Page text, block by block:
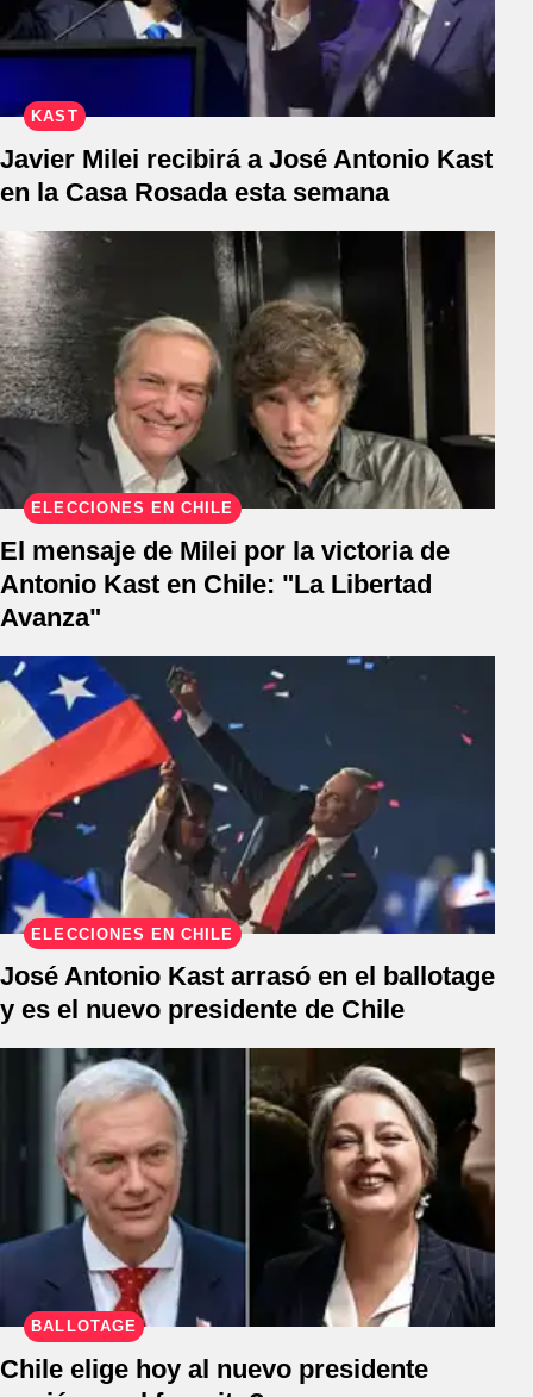
KAST
Javier Milei recibirá a José Antonio Kast
en la Casa Rosada esta semana
ELECCIONES EN CHILE
El mensaje de Milei por la victoria de
Antonio Kast en Chile: "La Libertad
Avanza"
ELECCIONES EN CHILE
José Antonio Kast arrasó en el ballotage
y es el nuevo presidente de Chile
BALLOTAGE
Chile elige hoy al nuevo presidente